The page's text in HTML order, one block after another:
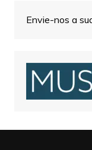
Envie-nos a